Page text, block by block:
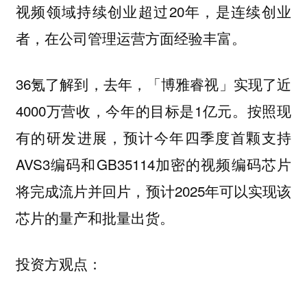
视频领域持续创业超过20年，是连续创业
者，在公司管理运营方面经验丰富。
36氪了解到，去年，「博雅睿视」实现了近
4000万营收，今年的目标是1亿元。按照现
有的研发进展，预计今年四季度首颗支持
AVS3编码和GB35114加密的视频编码芯片
将完成流片并回片，预计2025年可以实现该
芯片的量产和批量出货。
投资方观点：